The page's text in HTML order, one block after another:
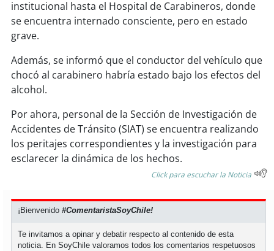
soytalcahuano
soy concepción
soy
soyarauco
soytemuco
soyosorno
soypuertomontt
institucional hasta el Hospital de Carabineros, donde
se encuentra internado consciente, pero en estado
grave.
Además, se informó que el conductor del vehículo que
chocó al carabinero habría estado bajo los efectos del
alcohol.
Por ahora, personal de la Sección de Investigación de
Accidentes de Tránsito (SIAT) se encuentra realizando
los peritajes correspondientes y la investigación para
esclarecer la dinámica de los hechos.
Click para escuchar la Noticia
¡Bienvenido#ComentaristaSoyChile!
Te invitamos a opinar y debatir respecto al contenido de esta
noticia. En SoyChile valoramos todos los comentarios respetuosos